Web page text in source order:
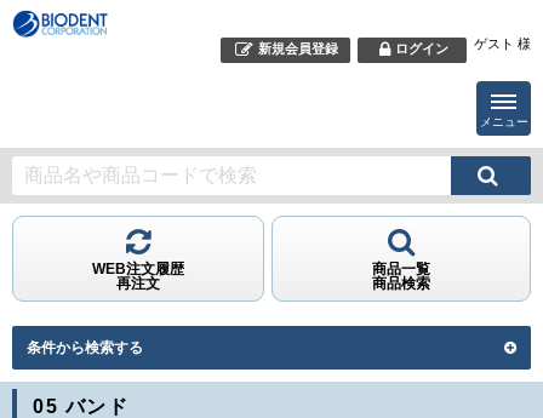
新規会員登録 ログイン ゲスト 様
メニュー
WEB注文履歴
再注文
商品一覧
商品検索
条件から検索する
05 バンド